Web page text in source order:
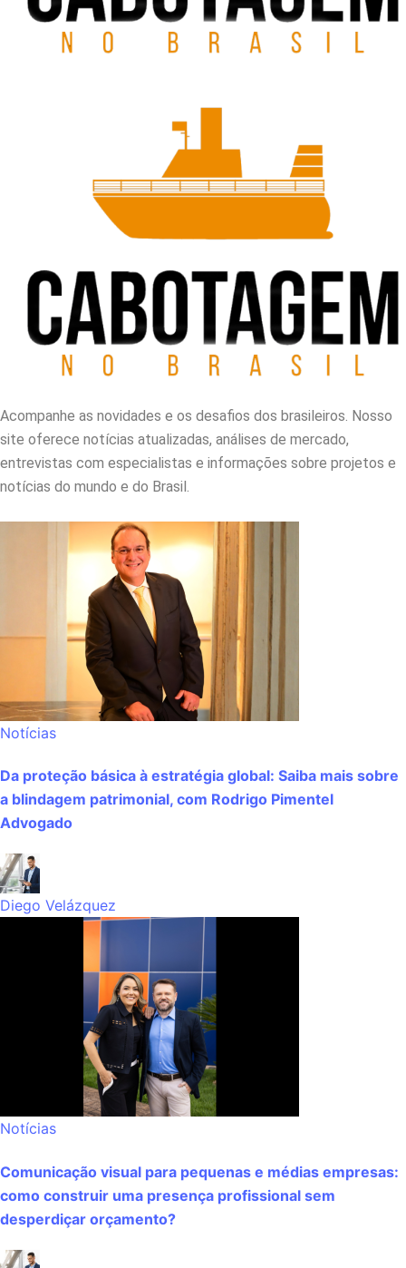
Acompanhe as novidades e os desafios dos brasileiros. Nosso
site oferece notícias atualizadas, análises de mercado,
entrevistas com especialistas e informações sobre projetos e
notícias do mundo e do Brasil.
Notícias
Da proteção básica à estratégia global: Saiba mais sobre
a blindagem patrimonial, com Rodrigo Pimentel
Advogado
Diego Velázquez
Notícias
Comunicação visual para pequenas e médias empresas:
como construir uma presença profissional sem
desperdiçar orçamento?